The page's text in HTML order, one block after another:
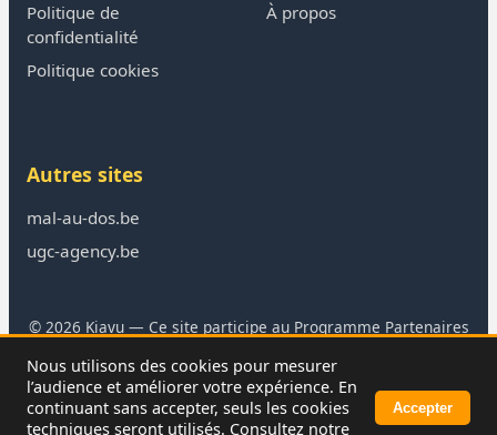
Politique de
confidentialité
Politique cookies
À propos
Autres sites
mal-au-dos.be
ugc-agency.be
© 2026 Kiavu — Ce site participe au Programme Partenaires
En tant que Partenaire Amazon, je réalise un bénéfice sur les
achats remplissant les conditions requises.
Nous utilisons des cookies pour mesurer
l’audience et améliorer votre expérience. En
continuant sans accepter, seuls les cookies
techniques seront utilisés. Consultez notre
Accepter